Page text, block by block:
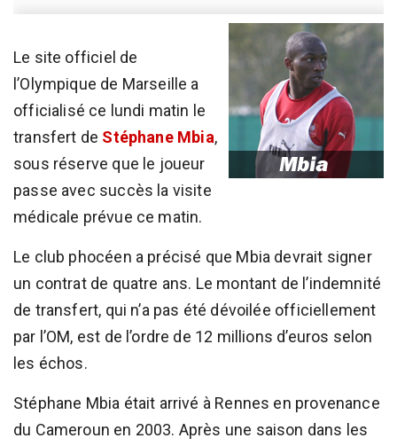
Le site officiel de
l’Olympique de Marseille a
officialisé ce lundi matin le
transfert de Stéphane Mbia,
sous réserve que le joueur
passe avec succès la visite
médicale prévue ce matin.
Le club phocéen a précisé que Mbia devrait signer
un contrat de quatre ans. Le montant de l’indemnité
de transfert, qui n’a pas été dévoilée officiellement
par l’OM, est de l’ordre de 12 millions d’euros selon
les échos.
Stéphane Mbia était arrivé à Rennes en provenance
du Cameroun en 2003. Après une saison dans les